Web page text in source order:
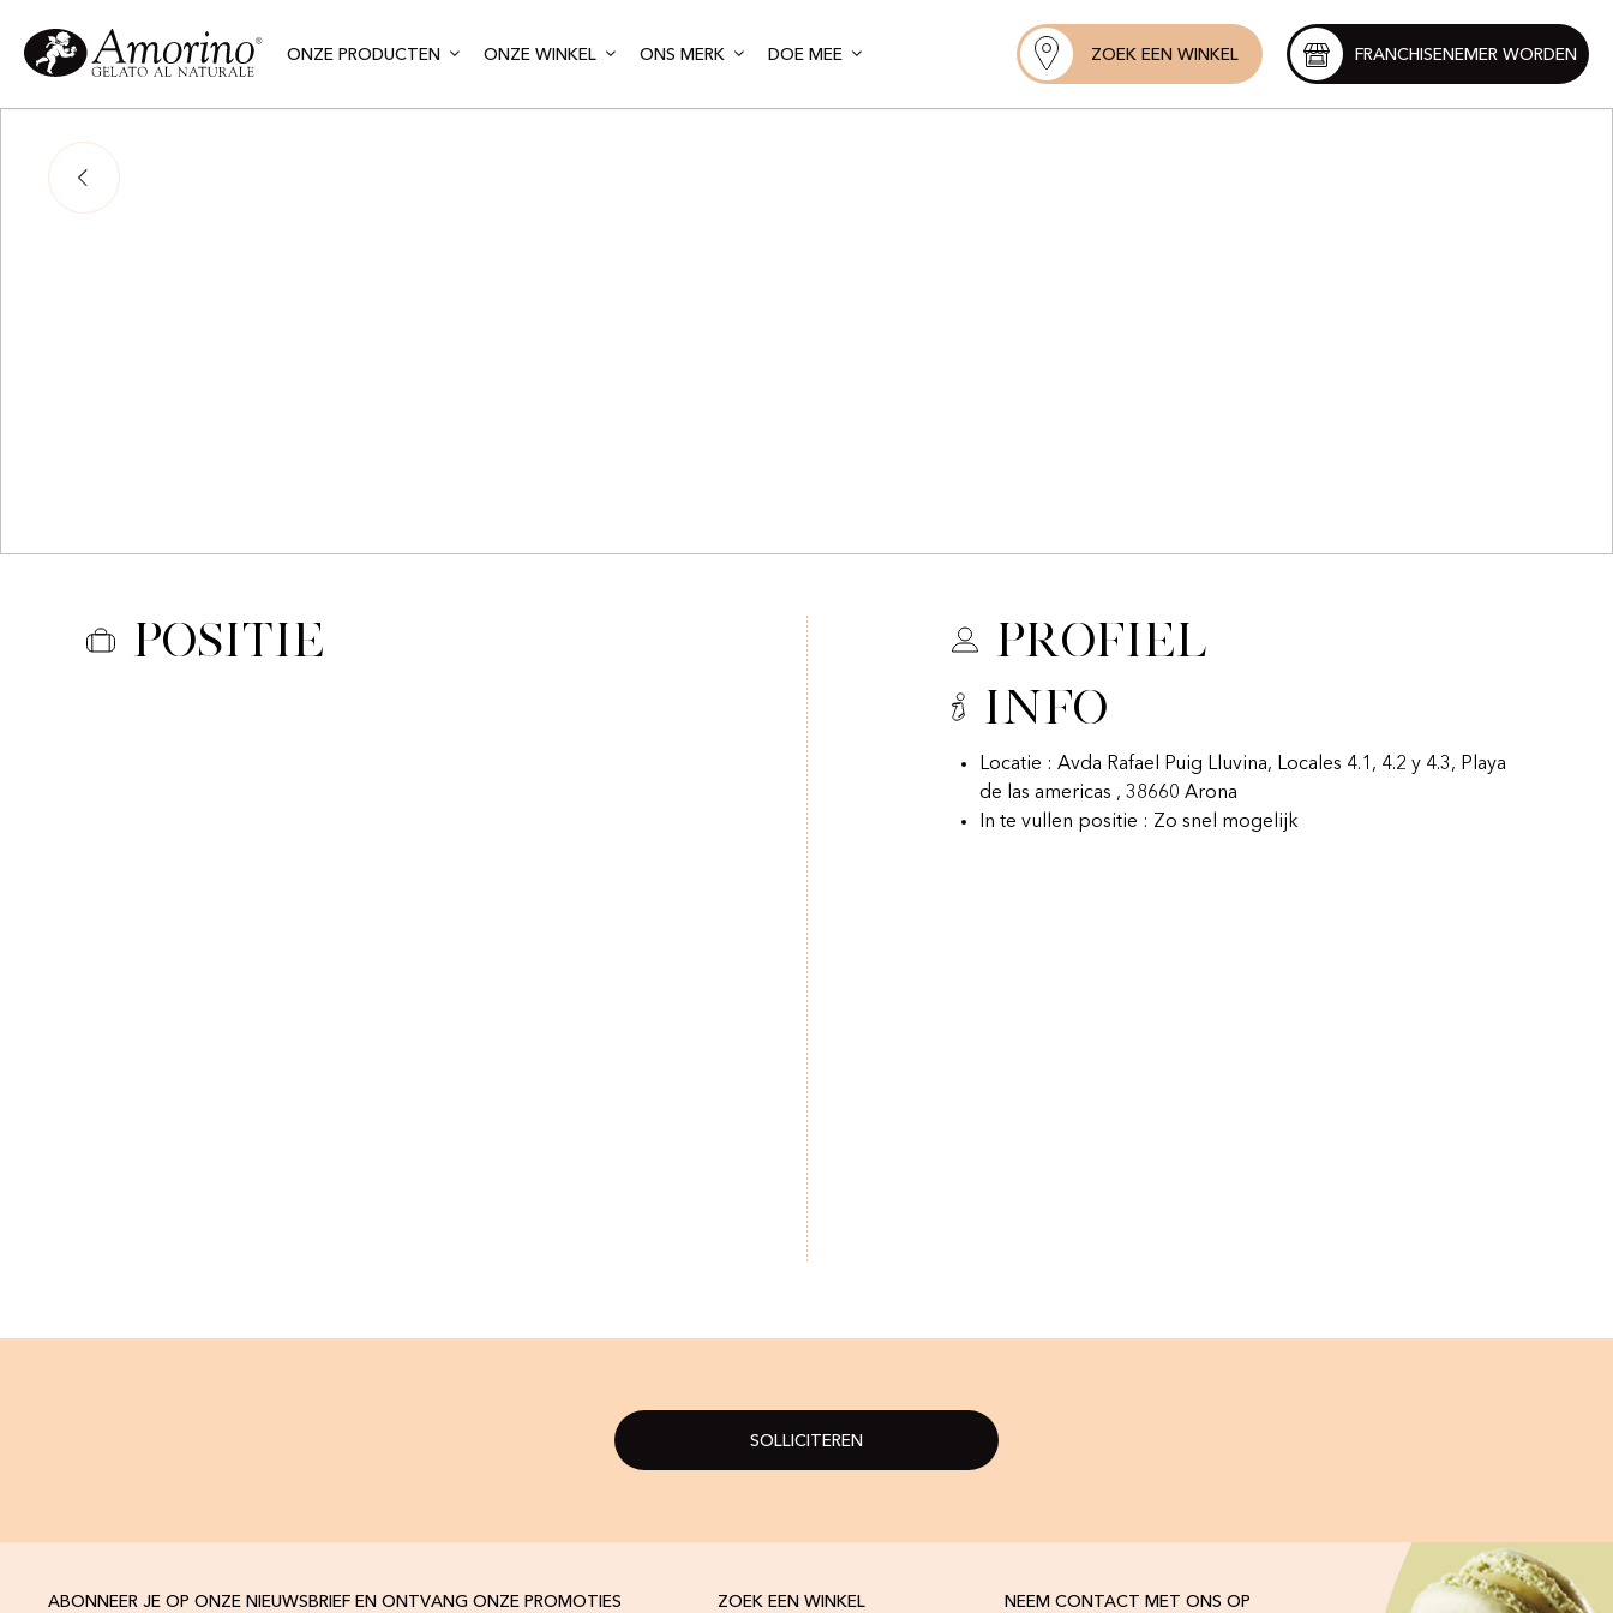
ONZE PRODUCTEN ONZE WINKEL ONS MERK DOE MEE ZOEK EEN WINKEL FRANCHISENEMER WORDEN
Positie
Profiel
Info
Locatie : Avda Rafael Puig Lluvina, Locales 4.1, 4.2 y 4.3, Playa
de las americas , 38660 Arona
In te vullen positie : Zo snel mogelijk
SOLLICITEREN
ABONNEER JE OP ONZE NIEUWSBRIEF EN ONTVANG ONZE PROMOTIES ZOEK EEN WINKEL NEEM CONTACT MET ONS OP